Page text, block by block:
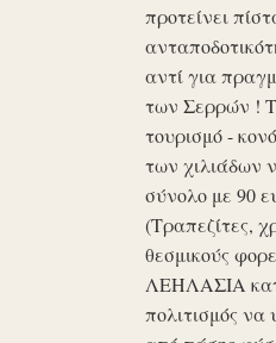
προτείνει
αντί για
των Σερρών !
τουρισμό -
των χιλιάδων
σύνολο με 90
(Τραπεζίτες,
θεσμικούς
ΛΕΗΛΑΣΙΑ
πολιτισμός